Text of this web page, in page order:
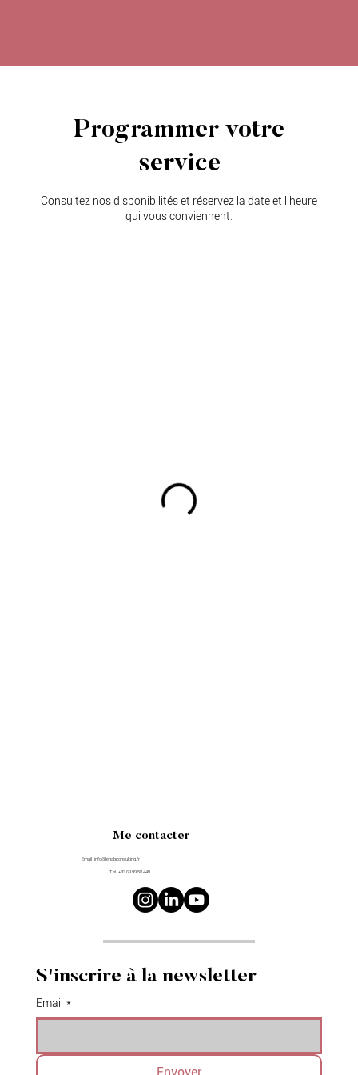
Programmer votre
service
Consultez nos disponibilités et réservez la date et l'heure
qui vous conviennent.
S'inscrire à la newsletter
Email *
Envoyer
Me contacter
Tel : +33 69 99 58 449
Email :info@lenabconsulting.fr